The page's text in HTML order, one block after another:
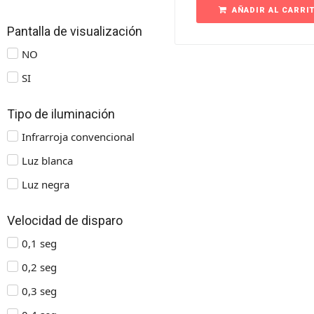
Pantalla de visualización
NO
SI
Tipo de iluminación
Infrarroja convencional
Luz blanca
Luz negra
Velocidad de disparo
0,1 seg
0,2 seg
0,3 seg
AÑADIR AL